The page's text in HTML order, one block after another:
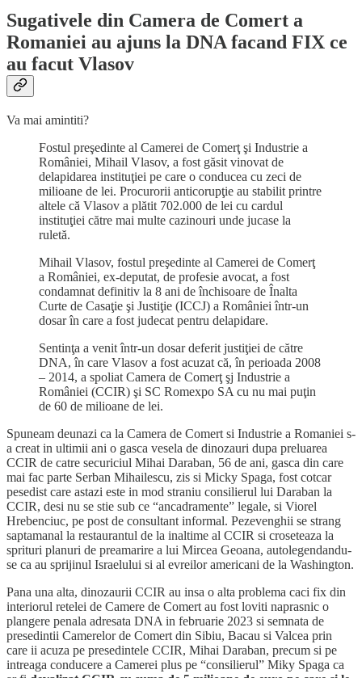
Sugativele din Camera de Comert a
Romaniei au ajuns la DNA facand FIX ce
au facut Vlasov
Va mai amintiti?
Fostul preşedinte al Camerei de Comerţ şi Industrie a
României, Mihail Vlasov, a fost găsit vinovat de
delapidarea instituţiei pe care o conducea cu zeci de
milioane de lei. Procurorii anticorupţie au stabilit printre
altele că Vlasov a plătit 702.000 de lei cu cardul
instituţiei către mai multe cazinouri unde jucase la
ruletă.
Mihail Vlasov, fostul preşedinte al Camerei de Comerţ
a României, ex-deputat, de profesie avocat, a fost
condamnat definitiv la 8 ani de închisoare de Înalta
Curte de Casaţie şi Justiţie (ICCJ) a României într-un
dosar în care a fost judecat pentru delapidare.
Sentinţa a venit într-un dosar deferit justiţiei de către
DNA, în care Vlasov a fost acuzat că, în perioada 2008
– 2014, a spoliat Camera de Comerţ şj Industrie a
României (CCIR) şi SC Romexpo SA cu nu mai puţin
de 60 de milioane de lei.
Spuneam deunazi ca la Camera de Comert si Industrie a Romaniei s-
a creat in ultimii ani o gasca vesela de dinozauri dupa preluarea
CCIR de catre securiciul Mihai Daraban, 56 de ani, gasca din care
mai fac parte Serban Mihailescu, zis si Micky Spaga, fost cotcar
pesedist care astazi este in mod straniu consilierul lui Daraban la
CCIR, desi nu se stie sub ce “ancadramente” legale, si Viorel
Hrebenciuc, pe post de consultant informal. Pezevenghii se strang
saptamanal la restaurantul de la inaltime al CCIR si croseteaza la
sprituri planuri de preamarire a lui Mircea Geoana, autolegendandu-
se ca au sprijinul Israelului si al evreilor americani de la Washington.
Pana una alta, dinozaurii CCIR au insa o alta problema caci fix din
interiorul retelei de Camere de Comert au fost loviti naprasnic o
plangere penala adresata DNA in februarie 2023 si semnata de
presedintii Camerelor de Comert din Sibiu, Bacau si Valcea prin
care ii acuza pe presedintele CCIR, Mihai Daraban, precum si pe
intreaga conducere a Camerei plus pe “consilierul” Miky Spaga ca